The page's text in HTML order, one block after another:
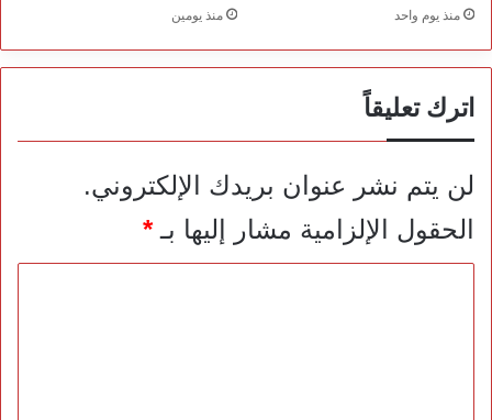
منذ يوم واحد منذ يومين
اترك تعليقاً
لن يتم نشر عنوان بريدك الإلكتروني.
الحقول الإلزامية مشار إليها بـ*